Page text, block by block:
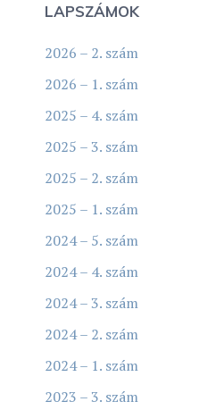
LAPSZÁMOK
2026 – 2. szám
2026 – 1. szám
2025 – 4. szám
2025 – 3. szám
2025 – 2. szám
2025 – 1. szám
2024 – 5. szám
2024 – 4. szám
2024 – 3. szám
2024 – 2. szám
2024 – 1. szám
2023 – 3. szám